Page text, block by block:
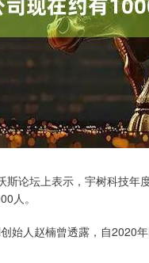
论坛上表示，宇树科技年
人。
始人赵楠曾透露，自2020